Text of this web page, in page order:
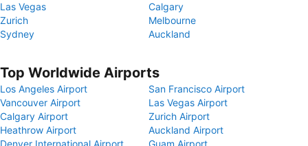
Las Vegas
Calgary
Zurich
Melbourne
Sydney
Auckland
Top Worldwide Airports
Los Angeles Airport
San Francisco Airport
Vancouver Airport
Las Vegas Airport
Calgary Airport
Zurich Airport
Heathrow Airport
Auckland Airport
Denver International Airport
Guam Airport